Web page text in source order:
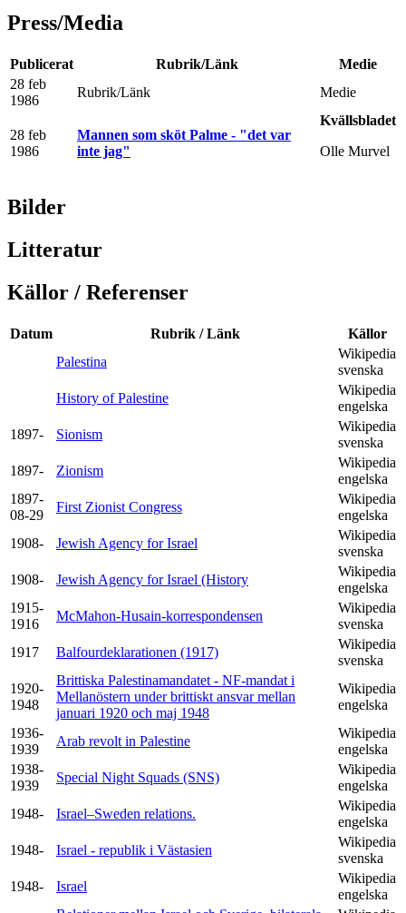
Press/Media
Publicerat Rubrik/Länk
Medie
28 feb
1986
Rubrik/Länk Medie
28 feb
1986
Mannen som sköt Palme - "det var
inte jag"
Kvällsbladet
Olle Murvel
Bilder
Litteratur
Källor / Referenser
Datum Rubrik / Länk
Källor
Palestina
Wikipedia
svenska
History of Palestine
Wikipedia
engelska
1897-
Sionism
Wikipedia
svenska
1897-
Zionism
Wikipedia
engelska
1897-
08-29
First Zionist Congress
Wikipedia
engelska
1908-
Jewish Agency for Israel
Wikipedia
svenska
1908-
Jewish Agency for Israel (History
Wikipedia
engelska
1915-
1916
McMahon-Husain-korrespondensen
Wikipedia
svenska
1917
Balfourdeklarationen (1917)
Wikipedia
svenska
1920-
1948
Brittiska Palestinamandatet - NF-mandat i
Mellanöstern under brittiskt ansvar mellan
januari 1920 och maj 1948
Wikipedia
engelska
1936-
1939
Arab revolt in Palestine
Wikipedia
engelska
1938-
1939
Special Night Squads (SNS)
Wikipedia
engelska
1948-
Israel–Sweden relations.
Wikipedia
engelska
1948-
Israel - republik i Västasien
Wikipedia
svenska
1948-
Israel
Wikipedia
engelska